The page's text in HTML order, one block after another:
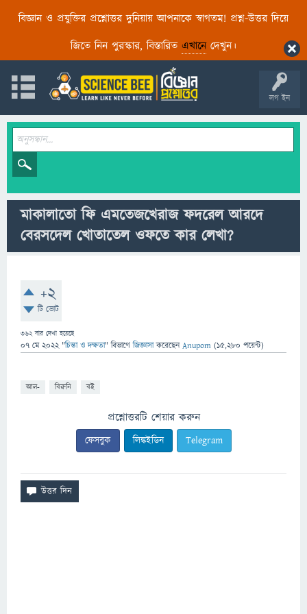
বিজ্ঞান ও প্রযুক্তির প্রশ্নোত্তর দুনিয়ায় আপনাকে স্বাগতম! প্রশ্ন-উত্তর দিয়ে
জিতে নিন পুরস্কার, বিস্তারিত এখানেদেখুন।
লগ ইন
মাকালাতো ফি এমতেজখেরাজ ফদরেল আরদে
বেরসদেল খোতাতেল ওফতে কার লেখা?
+2
টি ভোট
362বার দেখা হয়েছে
07 মে 2022 "চিন্তা ও দক্ষতা" বিভাগে জিজ্ঞাসাকরেছেনAnupom (15,280 পয়েন্ট)
আল- বিরুনি বই
প্রশ্নোত্তরটি শেয়ার করুন
ফেসবুক লিঙ্কইডিন Telegram